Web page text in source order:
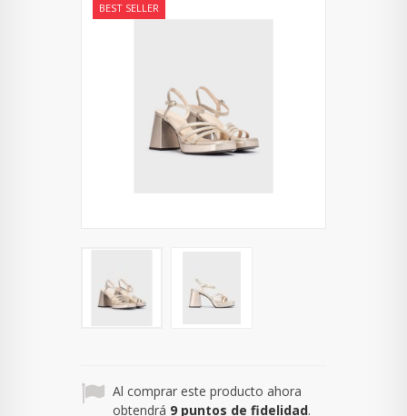
BEST SELLER
Al comprar este producto ahora
obtendrá 9 puntos de fidelidad.